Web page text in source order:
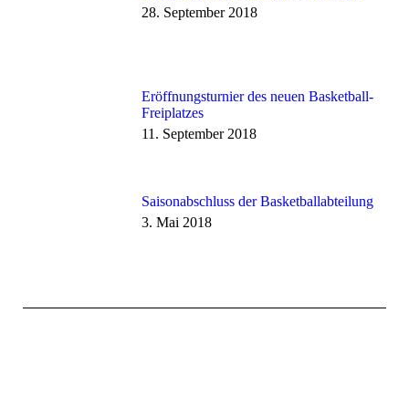
28. September 2018
Eröffnungsturnier des neuen Basketball-
Freiplatzes
11. September 2018
Saisonabschluss der Basketballabteilung
3. Mai 2018